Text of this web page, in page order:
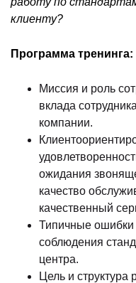
клиенту?
Программа тренинга:
Миссия и роль
вклада
компании.
ожидания
качество
качественный
Типичные ошибки
соблюдения
центра.
Цель и структура